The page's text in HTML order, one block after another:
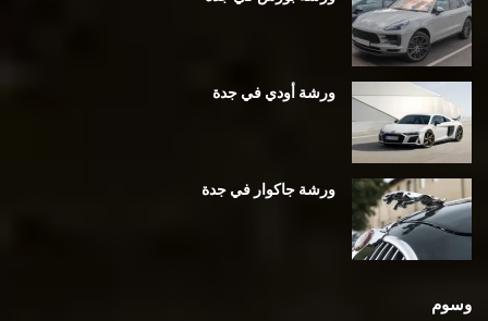
ورشة أودي في جدة
ورشة جاكوار في جدة
وسوم